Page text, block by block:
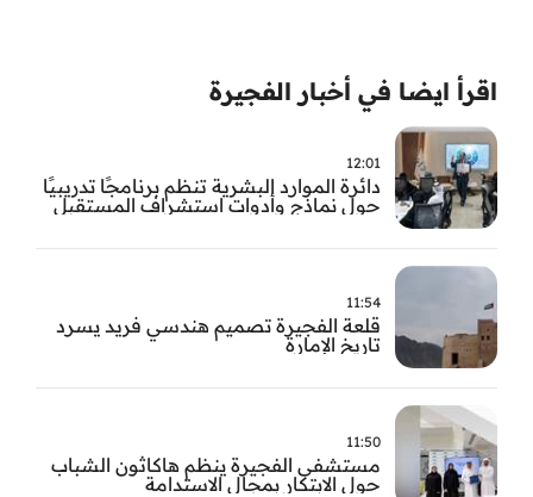
اقرأ ايضا في أخبار الفجيرة
12:01
دائرة الموارد البشرية تنظم برنامجًا تدريبيًا
حول نماذج وأدوات استشراف المستقبل
11:54
قلعة الفجيرة تصميم هندسي فريد يسرد
تاريخ الإمارة
11:50
مستشفى الفجيرة ينظم هاكاثون الشباب
حول الابتكار بمجال الاستدامة